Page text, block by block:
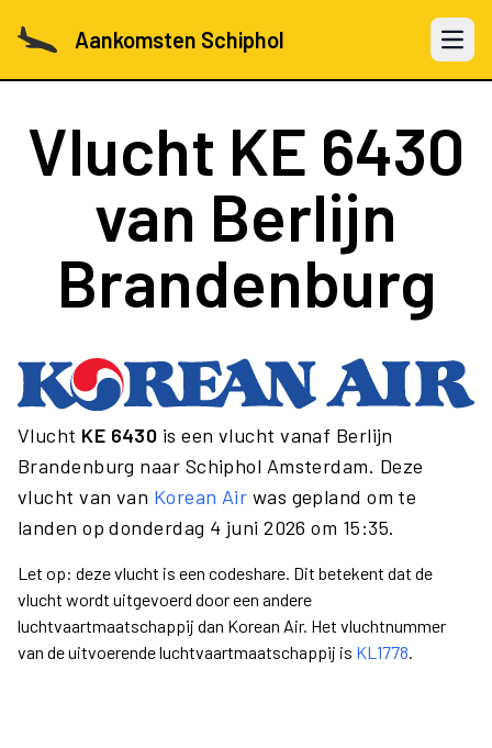
Aankomsten Schiphol Open
Vlucht KE 6430
van Berlijn
Brandenburg
Vlucht KE 6430 is een vlucht vanaf Berlijn
Brandenburg naar Schiphol Amsterdam. Deze
vlucht van van Korean Air was gepland om te
landen op donderdag 4 juni 2026 om 15:35.
Let op: deze vlucht is een codeshare. Dit betekent dat de
vlucht wordt uitgevoerd door een andere
luchtvaartmaatschappij dan Korean Air. Het vluchtnummer
van de uitvoerende luchtvaartmaatschappij is KL1778.